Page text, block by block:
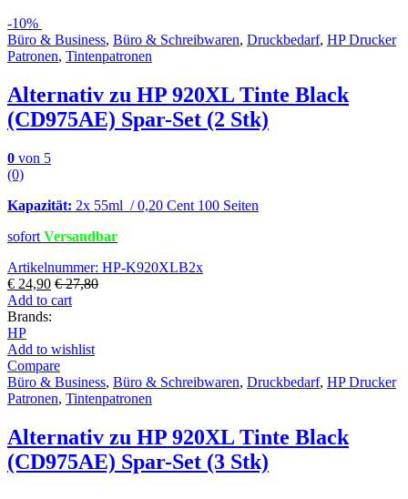
-10%
Büro & Business, Büro & Schreibwaren, Druckbedarf, HP Drucker
Patronen, Tintenpatronen
Alternativ zu HP 920XL Tinte Black
(CD975AE) Spar-Set (2 Stk)
0 von 5
(0)
Kapazität: 2x 55ml / 0,20 Cent 100 Seiten
sofort Versandbar
Artikelnummer: HP-K920XLB2x
€ 24,90 €27,80
Add to cart
Brands:
HP
Add to wishlist
Compare
Büro & Business, Büro & Schreibwaren, Druckbedarf, HP Drucker
Patronen, Tintenpatronen
Alternativ zu HP 920XL Tinte Black
(CD975AE) Spar-Set (3 Stk)